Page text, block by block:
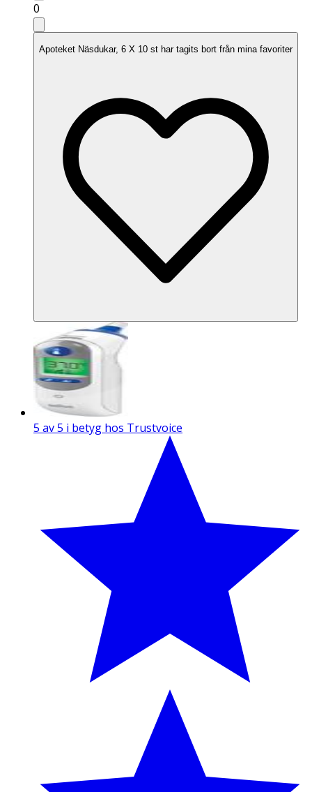
0
Apoteket Näsdukar, 6 X 10 st har tagits bort från mina favoriter
5 av 5 i betyg hos Trustvoice